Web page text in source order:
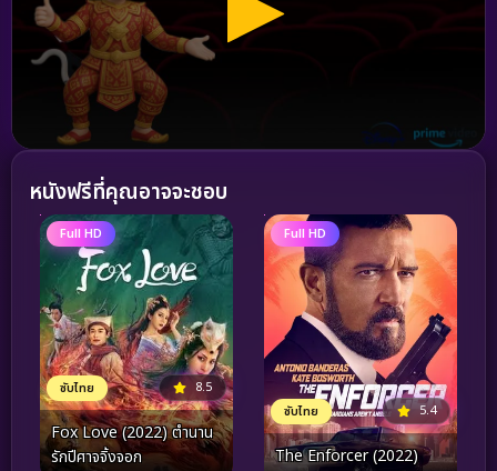
หนังฟรีที่คุณอาจจะชอบ
Full HD
ซับไทย 8.5
Fox Love (2022) ตำนาน
รักปีศาจจิ้งจอก
Full HD
ซับไทย 5.4
The Enforcer (2022)